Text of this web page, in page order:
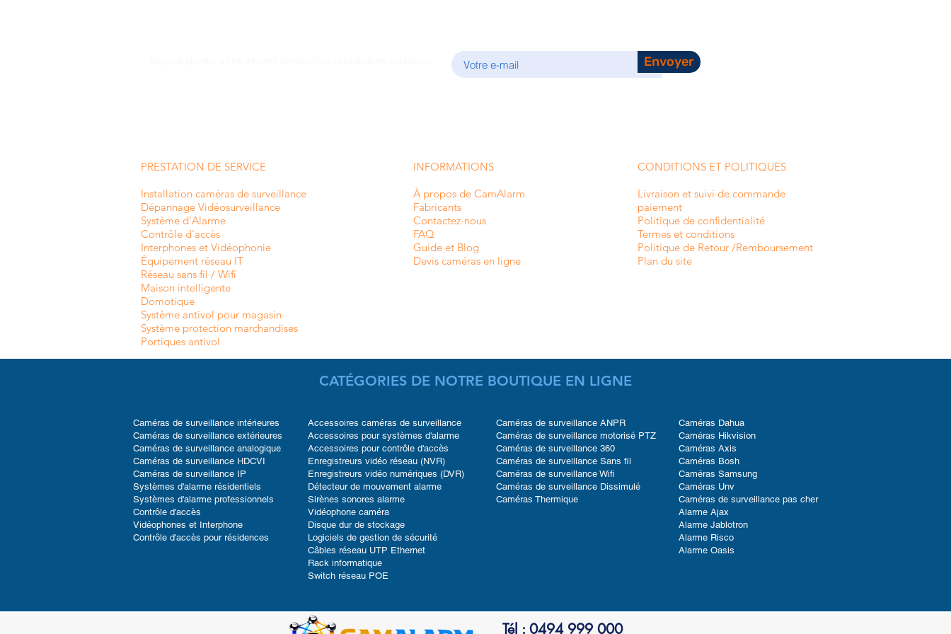
Envoyer
PRESTATION DE SERVICE
Installation caméras de surveillance
Dépannage Vidéosurveillance
Système d'Alarme
Contrôle d'accès
Interphones et Vidéophonie
Équipement réseau IT
Réseau sans fil / Wifi
Maison intelligente
Domotique
Système antivol pour magasin
Système protection marchandises
Portiques antivol
INFORMATIONS
À propos de CamAlarm
Fabricants
Contactez-nous
FAQ
Guide et Blog
Devis caméras en ligne
CONDITIONS ET POLITIQUES
Livraison et suivi de commande
paiement
Politique de confidentialité
Termes et conditions
Politique de Retour /Remboursement
Plan du site
CATÉGORIES DE NOTRE BOUTIQUE EN LIGNE
Caméras de surveillance intérieures
Caméras de surveillance extérieures
Caméras de surveillance analogique
Caméras de surveillance HDCVI
Caméras de surveillance IP
Systèmes d'alarme résidentiels
Systèmes d'alarme professionnels
Contrôle d'accès
Vidéophones et Interphone
Contrôle d'accès pour résidences
Accessoires caméras de surveillance
Accessoires pour systèmes d'alarme
Accessoires pour contrôle d'accès
Enregistreurs vidéo réseau (NVR)
Enregistreurs vidéo numériques (DVR)
Détecteur de mouvement alarme
Sirènes sonores alarme
Vidéophone caméra
Disque dur de stockage
Logiciels de gestion de sécurité
Câbles réseau UTP Ethernet
Rack informatique
Switch réseau POE
Caméras de surveillance ANPR
Caméras de surveillance motorisé PTZ
Caméras de surveillance 360
Caméras de surveillance Sans fil
Caméras de surveillance Wifi
Caméras de surveillance Dissimulé
Caméras Thermique
Caméras Dahua
Caméras Hikvision
Caméras Axis
Caméras Bosh
Caméras Samsung
Caméras Unv
Caméras de surveillance pas cher
Alarme Ajax
Alarme Jablotron
Alarme Risco
Alarme Oasis
Tél : 0494 999 000